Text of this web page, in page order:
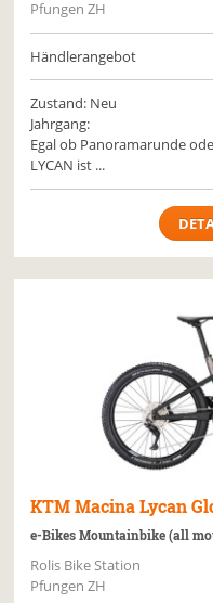
Pfungen ZH
Händlerangebot
Zustand: Neu
Jahrgang:
Egal ob Panoramarunde
LYCAN ist ...
KTM Macina Lycan
e-Bikes Mountainbike (all
Rolis Bike Station
Pfungen ZH